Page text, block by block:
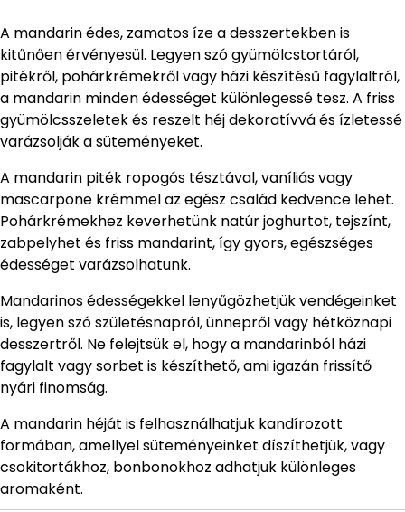
A mandarin édes, zamatos íze a desszertekben is
kitűnően érvényesül. Legyen szó gyümölcstortáról,
pitékről, pohárkrémekről vagy házi készítésű fagylaltról,
a mandarin minden édességet különlegessé tesz. A friss
gyümölcsszeletek és reszelt héj dekoratívvá és ízletessé
varázsolják a süteményeket.
A mandarin piték ropogós tésztával, vaníliás vagy
mascarpone krémmel az egész család kedvence lehet.
Pohárkrémekhez keverhetünk natúr joghurtot, tejszínt,
zabpelyhet és friss mandarint, így gyors, egészséges
édességet varázsolhatunk.
Mandarinos édességekkel lenyűgözhetjük vendégeinket
is, legyen szó születésnapról, ünnepről vagy hétköznapi
desszertről. Ne felejtsük el, hogy a mandarinból házi
fagylalt vagy sorbet is készíthető, ami igazán frissítő
nyári finomság.
A mandarin héját is felhasználhatjuk kandírozott
formában, amellyel süteményeinket díszíthetjük, vagy
csokitortákhoz, bonbonokhoz adhatjuk különleges
aromaként.